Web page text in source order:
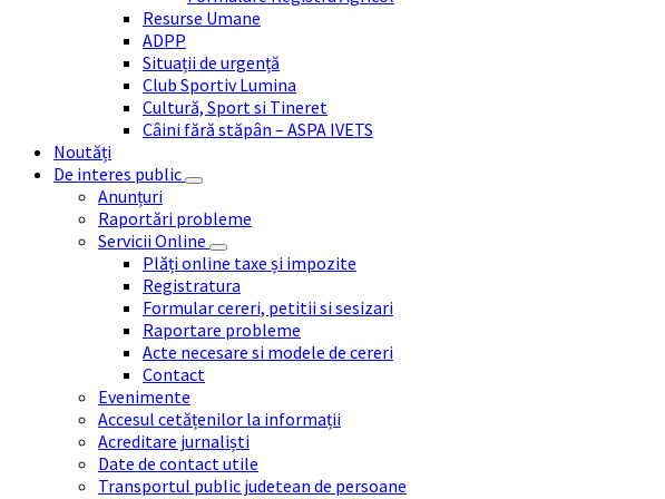
Resurse Umane
ADPP
Situații de urgență
Club Sportiv Lumina
Cultură, Sport si Tineret
Câini fără stăpân – ASPA IVETS
Noutăți
De interes public
Anunțuri
Raportări probleme
Servicii Online
Plăți online taxe și impozite
Registratura
Formular cereri, petitii si sesizari
Raportare probleme
Acte necesare si modele de cereri
Contact
Evenimente
Accesul cetățenilor la informații
Acreditare jurnaliști
Date de contact utile
Transportul public judetean de persoane